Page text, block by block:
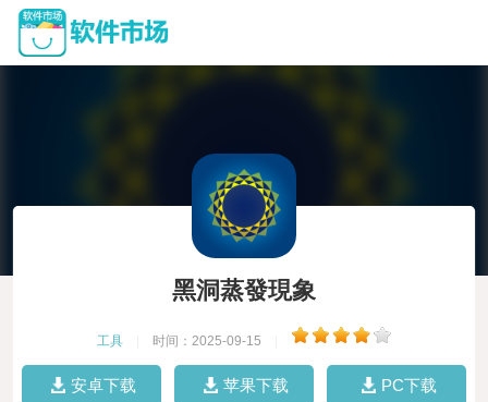
黑洞蒸發現象
工具 时间：2025-09-15
安卓下载 苹果下载 PC下载